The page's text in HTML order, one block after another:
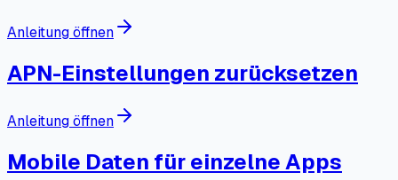
Anleitung öffnen
APN-Einstellungen zurücksetzen
Anleitung öffnen
Mobile Daten für einzelne Apps